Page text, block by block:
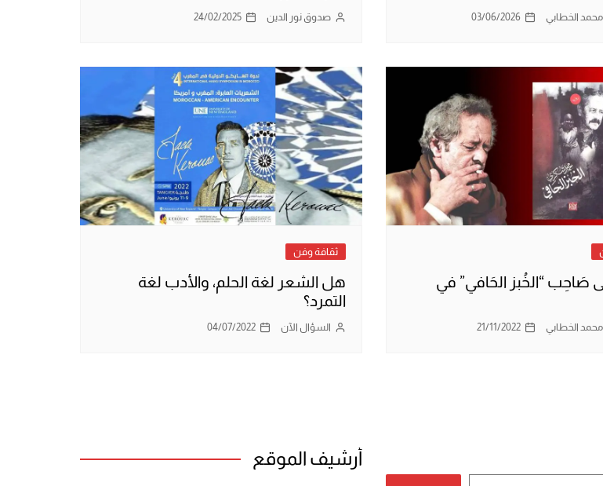
الخطابي 03/06/2026 صدوق نور الدين 24/02/2025
صَاحِب “الخُبز الحَافي” في
الخطابي 21/11/2022
ثقافة وفن
هل الشعر لغة الحلم، والأدب لغة
التمرد؟
السؤال الآن 04/07/2022
أرشيف الموقع